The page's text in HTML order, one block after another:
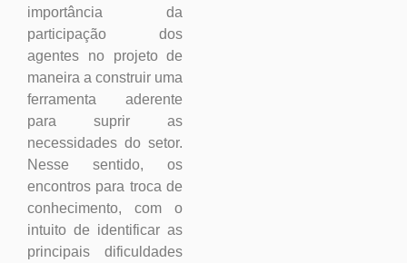
importância da
participação dos
agentes no projeto de
maneira a construir uma
ferramenta aderente
para suprir as
necessidades do setor.
Nesse sentido, os
encontros para troca de
conhecimento, com o
intuito de identificar as
principais dificuldades